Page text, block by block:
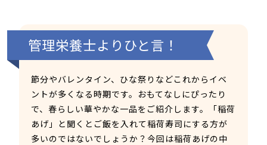
管理栄養士よりひと言！
節分やバレンタイン、ひな祭りなどこれからイベ
ントが多くなる時期です。おもてなしにぴったり
で、春らしい華やかな一品をご紹介します。「稲荷
あげ」と聞くとご飯を入れて稲荷寿司にする方が
多いのではないでしょうか？今回は稲荷あげの中